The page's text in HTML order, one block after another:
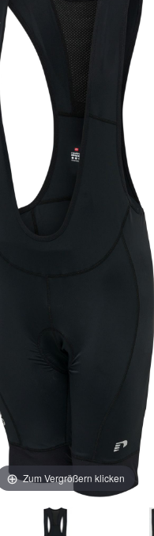
Zum Vergrößern klicken